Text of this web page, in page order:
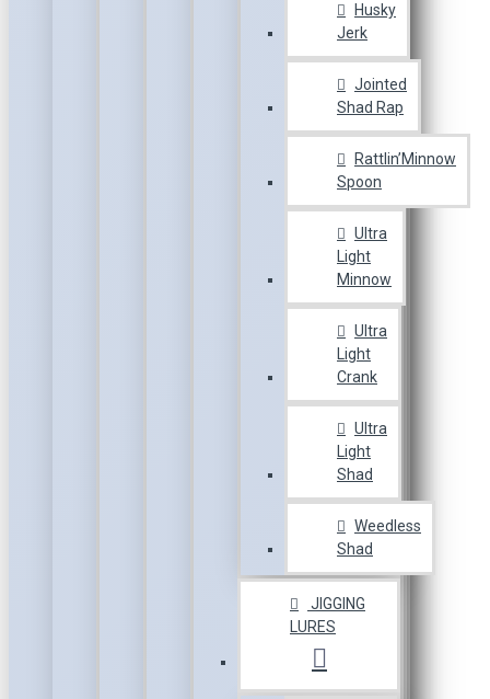
Husky
Jerk
Jointed
Shad Rap
Rattlin’Minnow
Spoon
Ultra
Light
Minnow
Ultra
Light
Crank
Ultra
Light
Shad
Weedless
Shad
JIGGING
LURES